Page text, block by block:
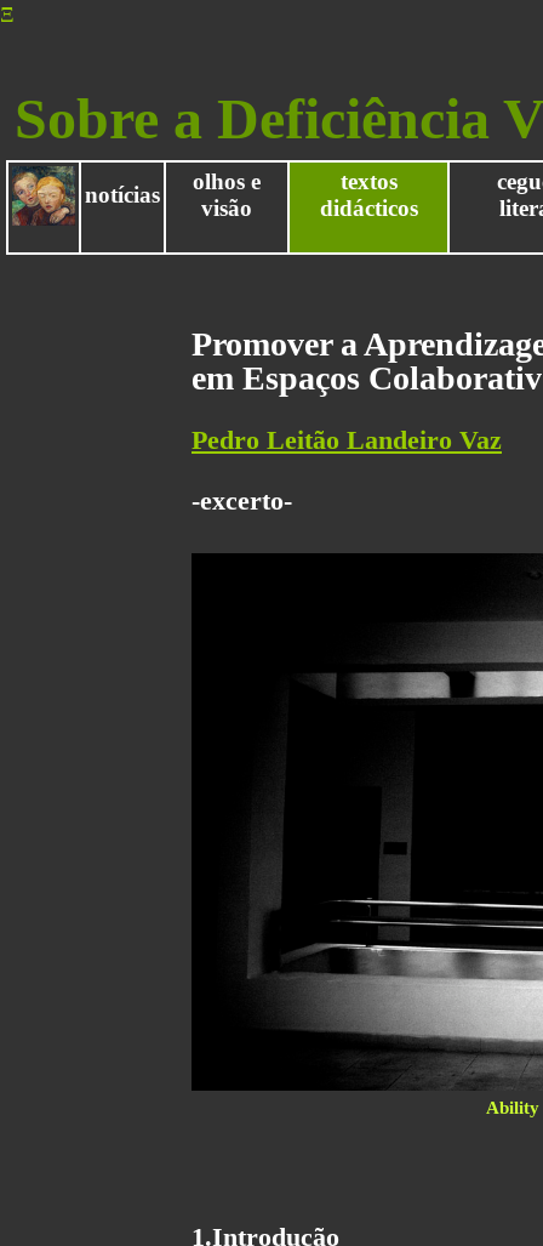
Ξ
Sobre a Deficiência
notícias
olhos e
visão
textos
didácticos
Promover a
em Espaços
Pedro Leitão Landeiro Vaz
-excerto-
Ability
1.Introdução